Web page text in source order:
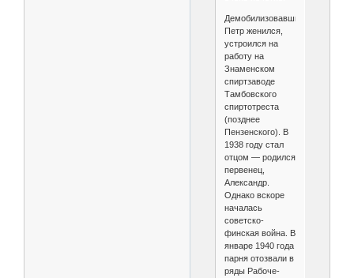
Демобилизовавшись,
Петр женился,
устроился на
работу на
Знаменском
спиртзаводе
Тамбовского
спиртотреста
(позднее
Пензенского). В
1938 году стал
отцом — родился
первенец,
Александр.
Однако вскоре
началась
советско-
финская война. В
январе 1940 года
парня отозвали в
ряды Рабоче-